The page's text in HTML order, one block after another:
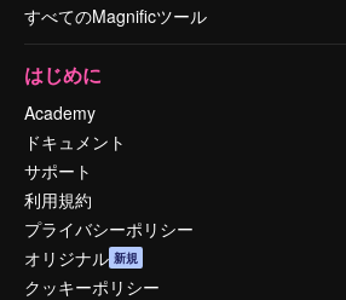
すべてのMagnificツール
はじめに
Academy
ドキュメント
サポート
利用規約
プライバシーポリシー
オリジナル 新規
クッキーポリシー